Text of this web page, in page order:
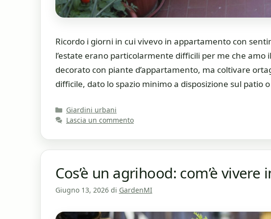
Ricordo i giorni in cui vivevo in appartamento con
l’estate erano particolarmente difficili per me che
decorato con piante d’appartamento, ma coltivare
difficile, dato lo spazio minimo a disposizione sul patio
Categorie
Giardini urbani
Lascia un commento
Cos’è un agrihood: com’è
Giugno 13, 2026 di GardenMI